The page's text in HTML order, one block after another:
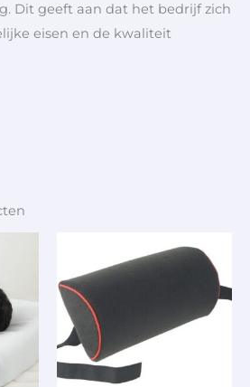
Dit geeft aan dat het bedrijf zich
eisen en de kwaliteit